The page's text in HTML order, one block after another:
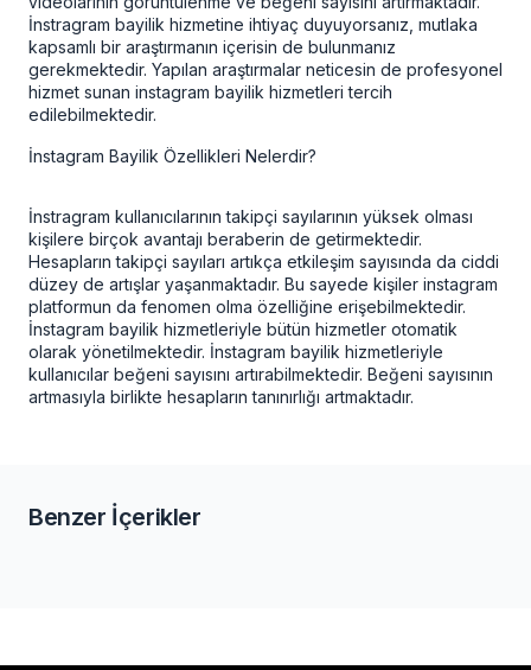
İnstragram bayilik hizmetine ihtiyaç duyuyorsanız, mutlaka
kapsamlı bir araştırmanın içerisin de bulunmanız
gerekmektedir. Yapılan araştırmalar neticesin de profesyonel
hizmet sunan instagram bayilik hizmetleri tercih
edilebilmektedir.
İnstagram Bayilik Özellikleri Nelerdir?
İnstragram kullanıcılarının takipçi sayılarının yüksek olması
kişilere birçok avantajı beraberin de getirmektedir.
Hesapların takipçi sayıları artıkça etkileşim sayısında da ciddi
düzey de artışlar yaşanmaktadır. Bu sayede kişiler instagram
platformun da fenomen olma özelliğine erişebilmektedir.
İnstagram bayilik hizmetleriyle bütün hizmetler otomatik
olarak yönetilmektedir. İnstagram bayilik hizmetleriyle
kullanıcılar beğeni sayısını artırabilmektedir. Beğeni sayısının
artmasıyla birlikte hesapların tanınırlığı artmaktadır.
Benzer İçerikler